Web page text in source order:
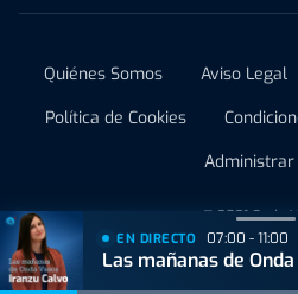
Quiénes Somos Aviso Legal
Política de Cookies
Administrar
© 2021 Onda
EN DIRECTO 07:00 - 11:00
Las mañanas de